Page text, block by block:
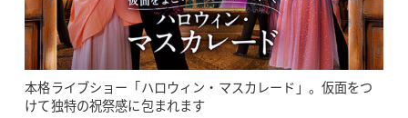
本格ライブショー「ハロウィン・マスカレード」。仮面をつ
けて独特の祝祭感に包まれます